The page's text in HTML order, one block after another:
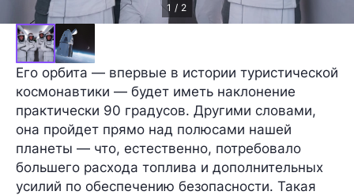
1 / 2
Его орбита — впервые в истории туристической
космонавтики — будет иметь наклонение
практически 90 градусов. Другими словами,
она пройдет прямо над полюсами нашей
планеты — что, естественно, потребовало
большего расхода топлива и дополнительных
усилий по обеспечению безопасности. Такая